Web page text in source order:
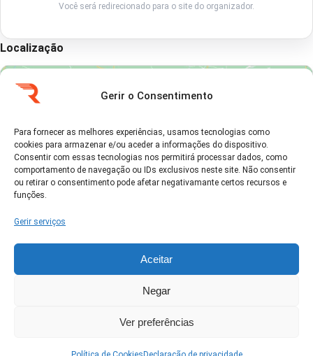
Gerir o Consentimento
Para fornecer as melhores experiências, usamos tecnologias como
cookies para armazenar e/ou aceder a informações do dispositivo.
Consentir com essas tecnologias nos permitirá processar dados, como
comportamento de navegação ou IDs exclusivos neste site. Não consentir
ou retirar o consentimento pode afetar negativamante certos recursos e
funções.
Gerir serviços
Aceitar
Negar
Ver preferências
Você será redirecionado para o site do organizador.
Localização
Clique em 'Concordo' para ativar Google
maps
Política de Cookies